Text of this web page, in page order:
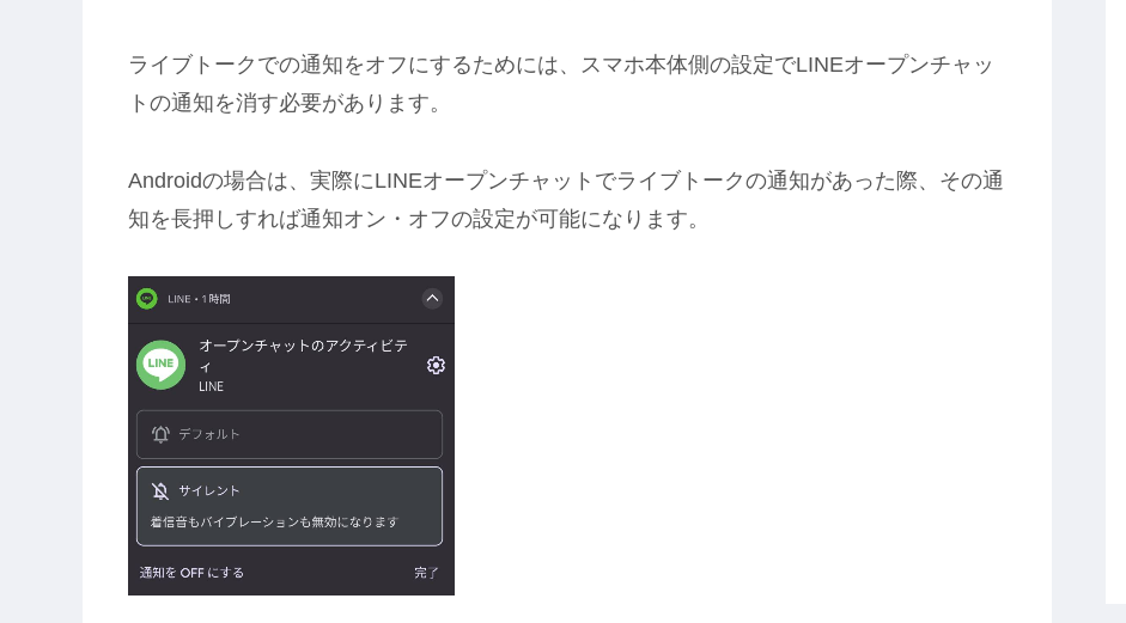
ライブトークでの通知をオフにするためには、スマホ本体側の設定でLINEオープンチャッ
トの通知を消す必要があります。
Androidの場合は、実際にLINEオープンチャットでライブトークの通知があった際、その通
知を長押しすれば通知オン・オフの設定が可能になります。